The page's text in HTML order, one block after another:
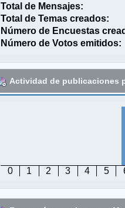
Total de Mensajes:
Total de Temas creados:
Número de Encuestas
Número de Votos emitidos:
Actividad de publicaciones
0 1 2 3 4 5